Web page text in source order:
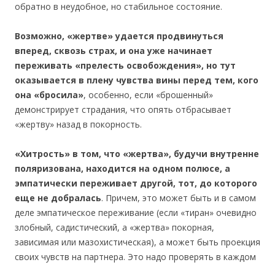
обратно в неудобное, но стабильное состояние.
Возможно, «жертве» удается продвинуться
вперед, сквозь страх, и она уже начинает
переживать «прелесть освобождения», но тут
оказывается в плену чувства вины перед тем, кого
она «бросила», особенно, если «брошенный»
демонстрирует страдания, что опять отбрасывает
«жертву» назад в покорность.
«Хитрость» в том, что «жертва», будучи внутренне
поляризована, находится на одном полюсе, а
эмпатически переживает другой, тот, до которого
еще не добралась. Причем, это может быть и в самом
деле эмпатическое переживание (если «тиран» очевидно
злобный, садистический, а «жертва» покорная,
зависимая или мазохистическая), а может быть проекция
своих чувств на партнера. Это надо проверять в каждом